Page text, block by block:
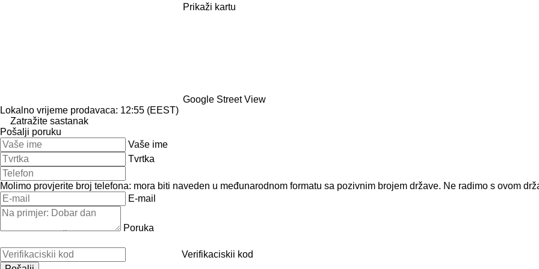
Prikaži kartu
Google Street View
Lokalno vrijeme prodavaca: 12:55 (EEST)
Zatražite sastanak
Pošalji poruku
Vaše ime
Tvrtka
Molimo provjerite broj telefona: mora biti naveden u međunarodnom formatu sa pozivnim brojem države. Ne radimo s ovom
E-mail
Poruka
Verifikaciskii kod